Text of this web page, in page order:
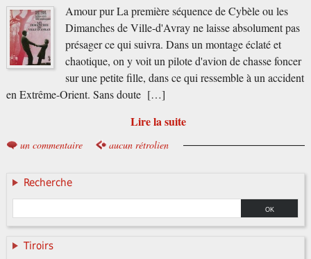
Amour pur La première séquence de Cybèle ou les
Dimanches de Ville-d'Avray ne laisse absolument pas
présager ce qui suivra. Dans un montage éclaté et
chaotique, on y voit un pilote d'avion de chasse foncer
sur une petite fille, dans ce qui ressemble à un accident
en Extrême-Orient. Sans doute […]
Lire la suite
un commentaire aucun rétrolien
Recherche
Tiroirs